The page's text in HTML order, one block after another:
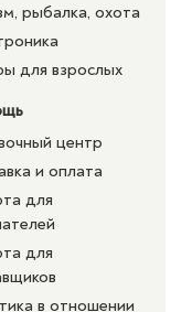
рыбалка, охота
для взрослых
центр
и оплата
для
для
в отношении